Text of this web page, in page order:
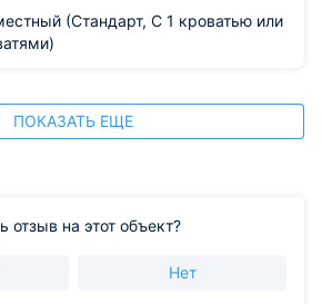
(Стандарт, С 1 кроватью или
ПОКАЗАТЬ ЕЩЕ
отзыв на этот объект?
Нет